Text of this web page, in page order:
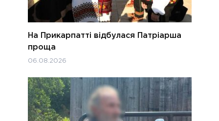
На Прикарпатті відбулася Патріарша
проща
06.08.2026